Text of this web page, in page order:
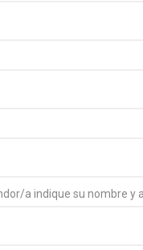
a indique su nombre y